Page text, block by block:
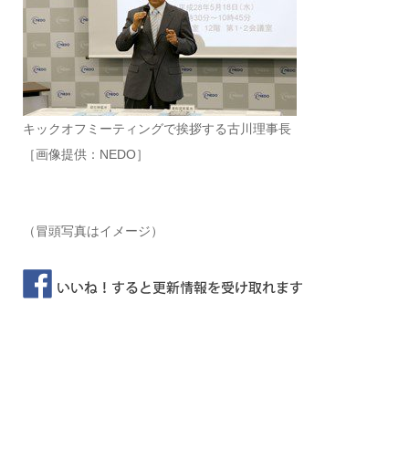
キックオフミーティングで挨拶する古川理事長
［画像提供：NEDO］
（冒頭写真はイメージ）